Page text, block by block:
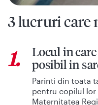
3 lucruri care
1.
Locul in
posibil in
Parinti din toata
pentru copilul
Maternitatea